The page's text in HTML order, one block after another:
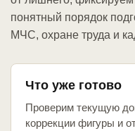
понятный порядок
МЧС, охране труда и
Что уже готово
Проверим текущую
коррекции фигуры и